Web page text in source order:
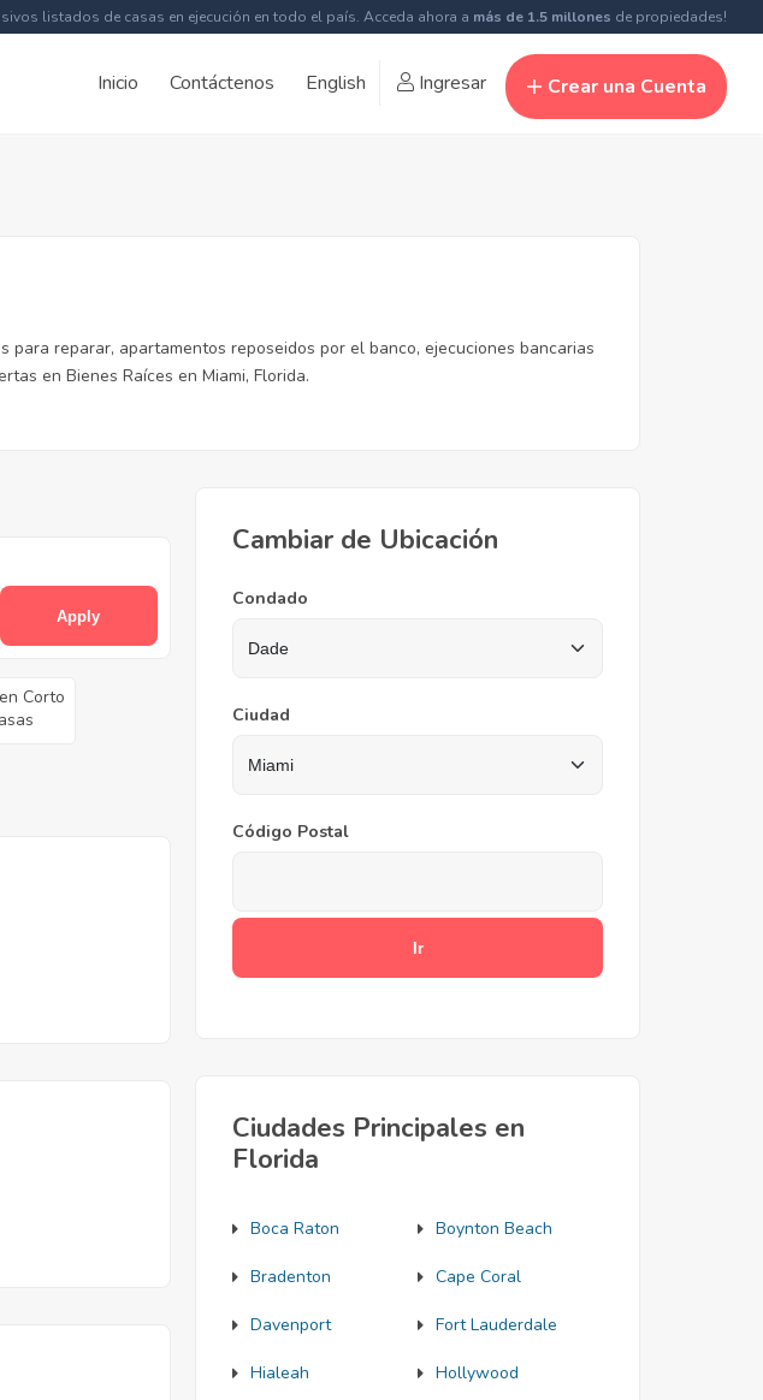
listados de casas en ejecución en todo el país. Acceda ahora a más de 1.5 millones de propiedades!
Inicio Contáctenos English Ingresar Crear una Cuenta
reparar, apartamentos reposeidos por el banco, ejecuciones bancarias
en Bienes Raíces en Miami, Florida.
Apply
Corto
Cambiar de Ubicación
Condado
Ciudad
Código Postal
Ciudades Principales en
Florida
Boca Raton Boynton Beach
Bradenton Cape Coral
Davenport Fort Lauderdale
Hialeah Hollywood